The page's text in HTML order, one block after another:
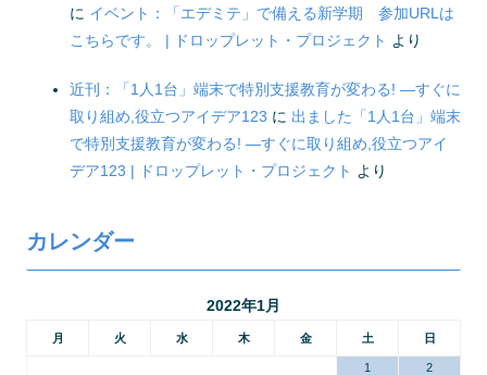
に イベント：「エデミテ」で備える新学期 参加URLは
こちらです。 | ドロップレット・プロジェクト より
近刊：「1人1台」端末で特別支援教育が変わる! ―すぐに
取り組め,役立つアイデア123 に 出ました「1人1台」端末
で特別支援教育が変わる! ―すぐに取り組め,役立つアイ
デア123 | ドロップレット・プロジェクト より
カレンダー
2022年1月
月 火 水 木 金 土 日
1
2